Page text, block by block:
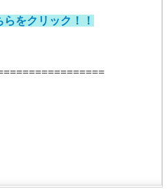
をクリック！！